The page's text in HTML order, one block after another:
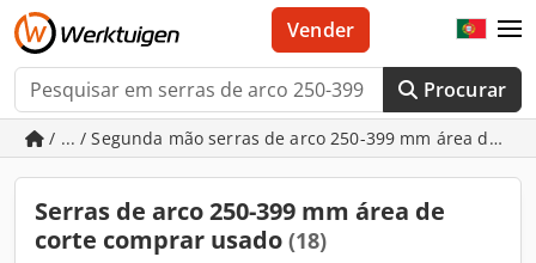
Procurar
Vender
/ ... / Segunda mão serras de arco 250-399 mm área de
Serras de arco 250-399 mm área de
corte comprar usado (18)